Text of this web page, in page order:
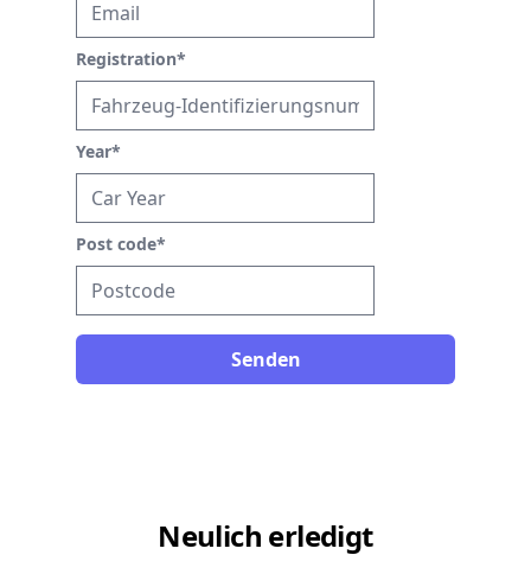
Registration*
Year*
Post code*
Senden
Neulich erledigt